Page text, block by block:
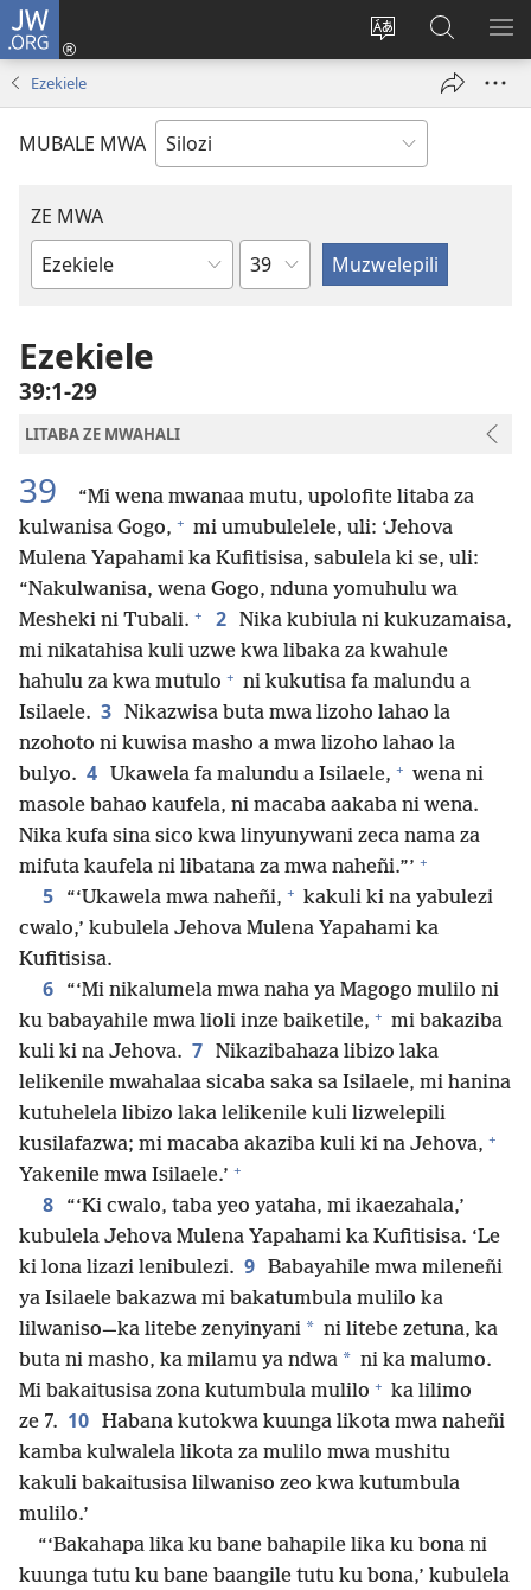
JW.ORG
Mu
Mukene
(opens
Mubate
Litaba
fa
Ezekiele
MUBALE MWA
ZE MWA
Buka
Bibele
Chapter
Ezekiele
39:1-29
LITABA ZE MWAHALI
39
“Mi wena mwanaa mutu, upolofite litaba za
kulwanisa Gogo, + mi umubulelele, uli: ‘Jehova
Mulena Yapahami ka Kufitisisa, sabulela ki se, uli:
“Nakulwanisa, wena Gogo, nduna yomuhulu wa
Mesheki ni Tubali. + 2 Nika kubiula ni kukuzamaisa,
mi nikatahisa kuli uzwe kwa libaka za kwahule
hahulu za kwa mutulo + ni kukutisa fa malundu a
Isilaele. 3 Nikazwisa buta mwa lizoho lahao la
nzohoto ni kuwisa masho a mwa lizoho lahao la
bulyo. 4 Ukawela fa malundu a Isilaele, + wena ni
masole bahao kaufela, ni macaba aakaba ni wena.
Nika kufa sina sico kwa linyunywani zeca nama za
mifuta kaufela ni libatana za mwa naheñi.”’ +
5 “‘Ukawela mwa naheñi, + kakuli ki na yabulezi
cwalo,’ kubulela Jehova Mulena Yapahami ka
Kufitisisa.
6
“‘Mi nikalumela mwa naha ya Magogo mulilo ni
ku babayahile mwa lioli inze baiketile, + mi bakaziba
kuli ki na Jehova. 7 Nikazibahaza libizo laka
lelikenile mwahalaa sicaba saka sa Isilaele, mi hanina
kutuhelela libizo laka lelikenile kuli lizwelepili
kusilafazwa; mi macaba akaziba kuli ki na Jehova, +
Yakenile mwa Isilaele.’ +
8
“‘Ki cwalo, taba yeo yataha, mi ikaezahala,’
kubulela Jehova Mulena Yapahami ka Kufitisisa. ‘Le
ki lona lizazi lenibulezi. 9 Babayahile mwa mileneñi
ya Isilaele bakazwa mi bakatumbula mulilo ka
lilwaniso—ka litebe zenyinyani * ni litebe zetuna, ka
buta ni masho, ka milamu ya ndwa * ni ka malumo.
Mi bakaitusisa zona kutumbula mulilo + ka lilimo
ze 7. 10 Habana kutokwa kuunga likota mwa naheñi
kamba kulwalela likota za mulilo mwa mushitu
kakuli bakaitusisa lilwaniso zeo kwa kutumbula
mulilo.’
“‘Bakahapa lika ku bane bahapile lika ku bona ni
kuunga tutu ku bane baangile tutu ku bona,’ kubulela